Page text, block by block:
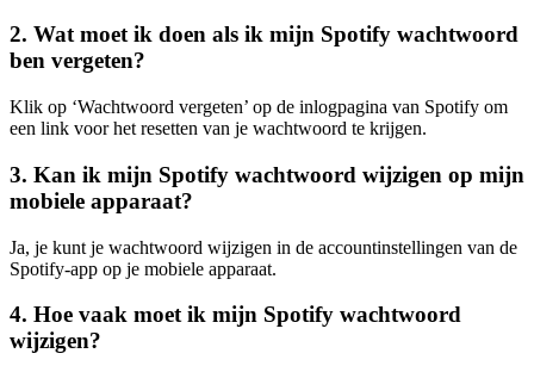
2. Wat moet ik doen als ik mijn Spotify wachtwoord
ben vergeten?
Klik op ‘Wachtwoord vergeten’ op de inlogpagina van Spotify om
een link voor het resetten van je wachtwoord te krijgen.
3. Kan ik mijn Spotify wachtwoord wijzigen op mijn
mobiele apparaat?
Ja, je kunt je wachtwoord wijzigen in de accountinstellingen van de
Spotify-app op je mobiele apparaat.
4. Hoe vaak moet ik mijn Spotify wachtwoord
wijzigen?